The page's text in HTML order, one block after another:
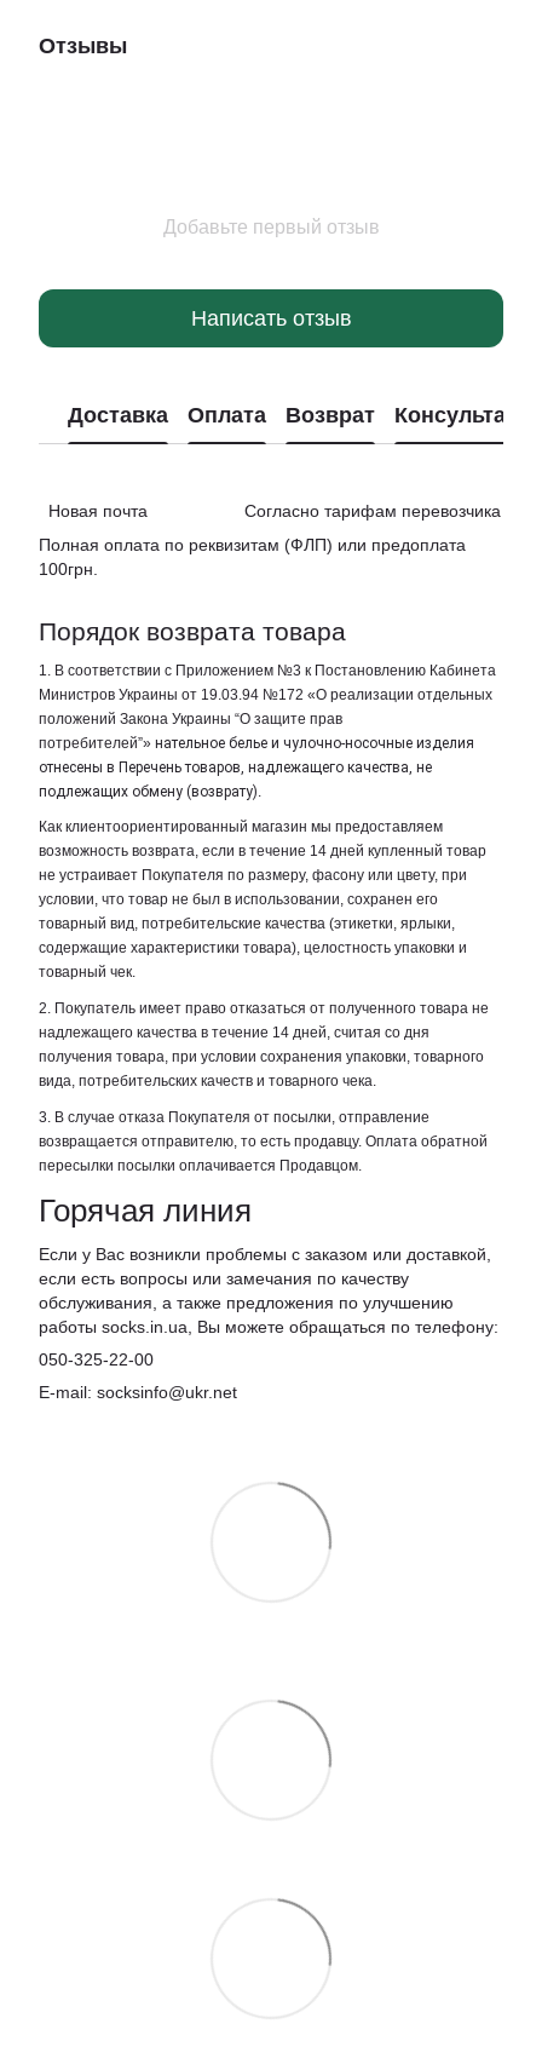
Отзывы
Добавьте первый отзыв
Написать отзыв
Доставка Оплата Возврат
Новая почта Согласно тарифам перевозчика
Полная оплата по реквизитам (ФЛП) или предоплата
100грн.
Порядок возврата товара
1. В соответствии с Приложением №3 к Постановлению Кабинета
Министров Украины от 19.03.94 №172 «О реализации отдельных
положений Закона Украины “О защите прав
потребителей”» нательное белье и чулочно-носочные изделия
отнесены в Перечень товаров, надлежащего качества, не
подлежащих обмену (возврату).
Как клиентоориентированный магазин мы предоставляем
возможность возврата, если в течение 14 дней купленный товар
не устраивает Покупателя по размеру, фасону или цвету, при
условии, что товар не был в использовании, сохранен его
товарный вид, потребительские качества (этикетки, ярлыки,
содержащие характеристики товара), целостность упаковки и
товарный чек.
2. Покупатель имеет право отказаться от полученного товара не
надлежащего качества в течение 14 дней, считая со дня
получения товара, при условии сохранения упаковки, товарного
вида, потребительских качеств и товарного чека.
3. В случае отказа Покупателя от посылки, отправление
возвращается отправителю, то есть продавцу. Оплата обратной
пересылки посылки оплачивается Продавцом.
Горячая линия
Если у Вас возникли проблемы с заказом или доставкой,
если есть вопросы или замечания по качеству
обслуживания, а также предложения по улучшению
работы socks.in.ua, Вы можете обращаться по телефону:
050-325-22-00
E-mail: socksinfo@ukr.net